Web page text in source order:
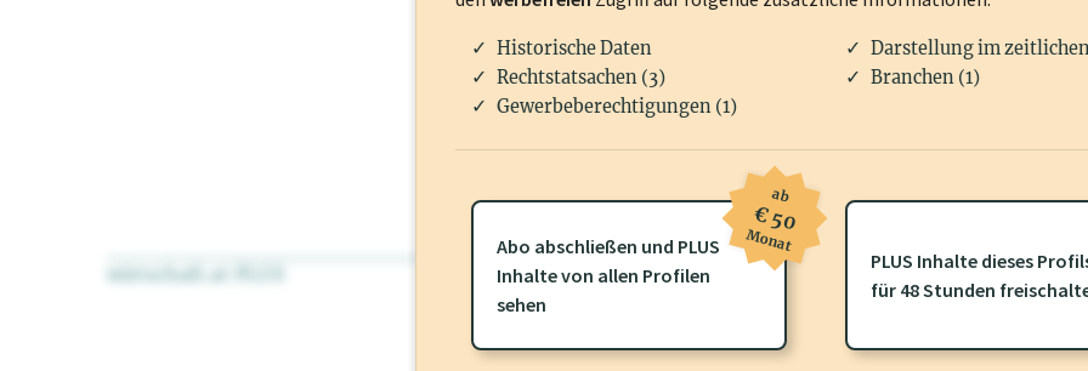
wirtschaft.at PLUS Für dieses Profil gibt es zusätzliche wirtschaft.at PLUS Inhaltedie Sie
frei oder loggen Sie sich ein um diese Inhalte zu sehen.
Historische Daten
Darstellung im
Rechtstatsachen (3)
Branchen (1)
Gewerbeberechtigungen (1)
Abo abschließen und PLUS
Inhalte von allen Profilen
sehen
ab
€ 50
Monat
PLUS Inhalte dieses
für 48 Stunden